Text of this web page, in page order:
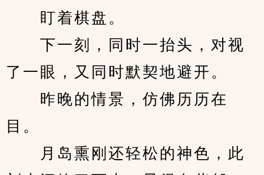
盯着棋盘。
下一刻，同时一抬头，对视
了一眼，又同时默契地避开。
昨晚的情景，仿佛历历在
目。
月岛熏刚还轻松的神色，此